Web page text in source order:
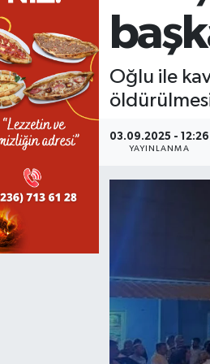
Oğlu ile
03.09.2025 - 12:26
YAYINLANMA
KÜLTÜR SANAT
YAŞAM
LIFE
SARUHANLI
SELENDİ
DEMİRCİ
KÖPRÜBAŞI
KÖPRÜBAŞI
KULA
SALİHLİ
SARUHANLI
TURGUTLU
EĞİTİM
KÜLTÜR SANAT
YAŞAM
BİLİM VE TEKNOLOJİ
YAZARLAR
MANİSA'NIN YÖRESEL